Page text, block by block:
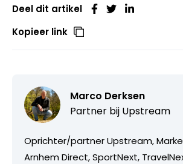
Deel dit artikel
Kopieer link
Marco Derksen
Partner bij Upstream
Oprichter/partner Upstream,
Arnhem Direct, SportNext,